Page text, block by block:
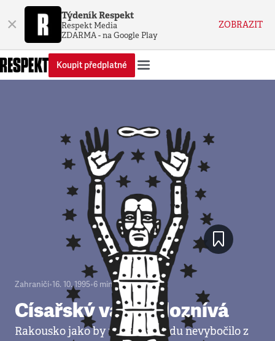
× Týdeník Respekt
Respekt Media
ZDARMA - na Google Play
ZOBRAZIT
Koupit předplatné
Zahraničí•16. 10. 1995•6 minut
Císařský valčík doznívá
Rakousko jako by nikdy opravdu nevybočilo z